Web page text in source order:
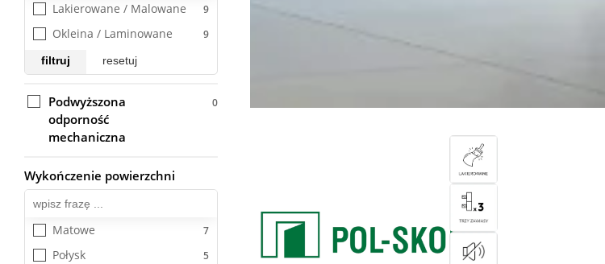
Lakierowane / Malowane
Okleina / Laminowane
filtruj resetuj
Podwyższona
odporność
mechaniczna
Wykończenie powierzchni
Matowe
Połysk